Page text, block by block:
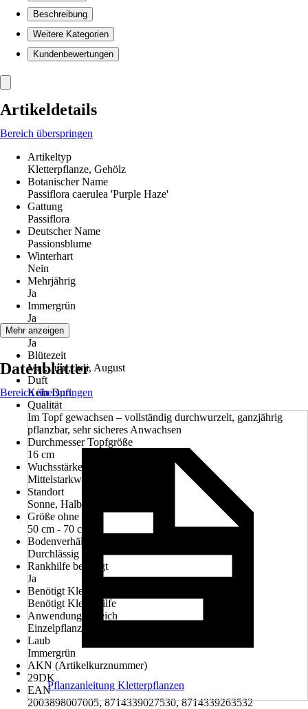
Beschreibung
Weitere Kategorien
Kundenbewertungen
Artikeldetails
Bereich überspringen
Artikeltyp
Kletterpflanze, Gehölz
Botanischer Name
Passiflora caerulea 'Purple Haze'
Gattung
Passiflora
Deutscher Name
Passionsblume
Winterhart
Nein
Mehrjährig
Ja
Immergrün
Ja
Blüte
Ja
Blütezeit
Mai, Juni, Juli, August
Duft
Kein Duft
Qualität
Im Topf gewachsen – vollständig durchwurzelt, ganzjährig
pflanzbar, sehr sicheres Anwachsen
Durchmesser Topfgröße
16 cm
Wuchsstärke
Mittelstarkwachsend
Standort
Sonne, Halbschatten
Größe ohne Topf
50 cm - 70 cm
Bodenverhältnisse
Durchlässig
Rankhilfe benötigt
Ja
Benötigt Kletterhilfe
Benötigt Kletterhilfe
Anwendungsbereich
Einzelpflanzung, Kübelbepflanzung
Laub
Immergrün
AKN (Artikelkurznummer)
29DK
EAN
2003898007005, 8714339027530, 8714339263532
Mehr anzeigen
Datenblätter
Bereich überspringen
Pflanzanleitung Kletterpflanzen